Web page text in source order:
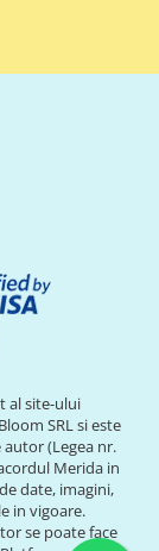
al site-ului
SRL si este
(Legea nr.
Merida in
date, imagini,
in vigoare.
se poate face